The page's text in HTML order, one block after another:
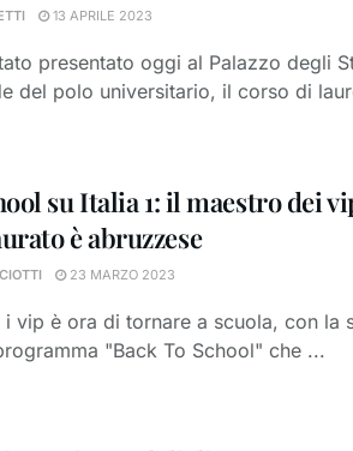
13 APRILE 2023
presentato oggi al Palazzo degli
del polo universitario, il corso di
su Italia 1: il maestro dei
è abruzzese
23 MARZO 2023
i vip è ora di tornare a scuola, con la
"Back To School" che ...